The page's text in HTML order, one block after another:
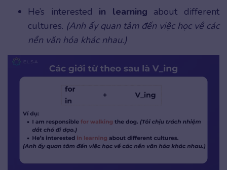
He’s interested in learning about different
cultures. (Anh ấy quan tâm đến việc học về các
nền văn hóa khác nhau.)